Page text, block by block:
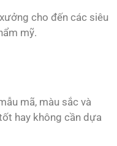
cho đến các siêu
mỹ.
mã, màu sắc và
hay không cần dựa